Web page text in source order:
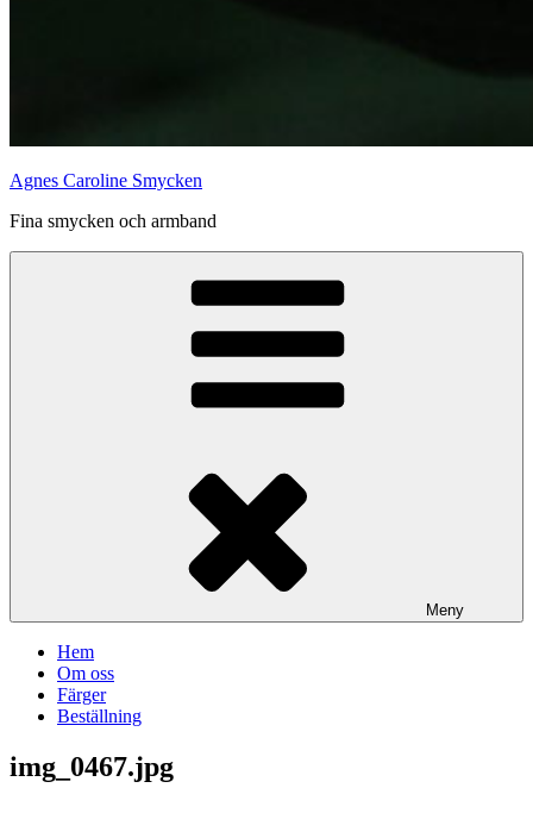
Agnes Caroline Smycken
Fina smycken och armband
Meny
Hem
Om oss
Färger
Beställning
img_0467.jpg